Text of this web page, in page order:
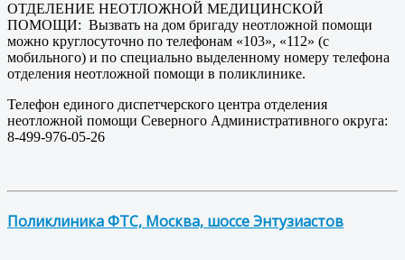
ОТДЕЛЕНИЕ НЕОТЛОЖНОЙ МЕДИЦИНСКОЙ
ПОМОЩИ: Вызвать на дом бригаду неотложной помощи
можно круглосуточно по телефонам «103», «112» (с
мобильного) и по специально выделенному номеру телефона
отделения неотложной помощи в поликлинике.
Телефон единого диспетчерского центра отделения
неотложной помощи Северного Административного округа:
8-499-976-05-26
Поликлиника ФТС, Москва, шоссе Энтузиастов